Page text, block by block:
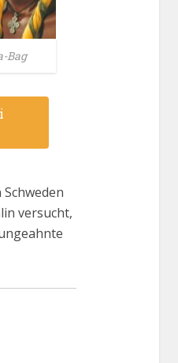
Bag
versucht,